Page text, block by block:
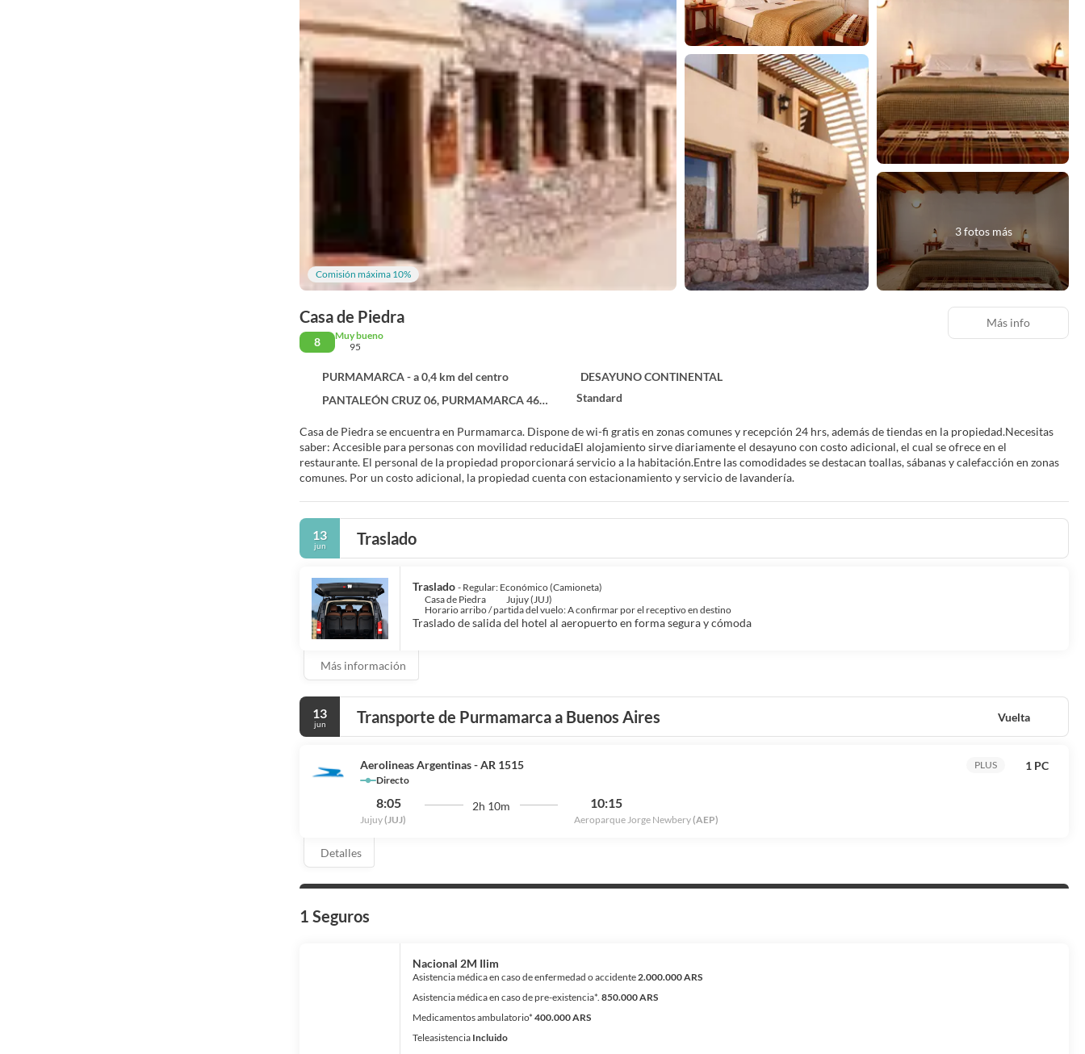
Comisión máxima 10%
3 fotos más
Casa de Piedra
8
Muy bueno
95
PURMAMARCA - a 0,4 km del centro
DESAYUNO CONTINENTAL
PANTALEÓN CRUZ 06, PURMAMARCA 4618
Standard
Casa de Piedra se encuentra en Purmamarca. Dispone de wi-fi gratis en zonas comunes y recepción 24 hrs, además de tiendas en la propiedad.Necesitas
saber: Accesible para personas con movilidad reducidaEl alojamiento sirve diariamente el desayuno con costo adicional, el cual se ofrece en el
restaurante. El personal de la propiedad proporcionará servicio a la habitación.Entre las comodidades se destacan toallas, sábanas y calefacción en zonas
comunes. Por un costo adicional, la propiedad cuenta con estacionamiento y servicio de lavandería.
Más info
13
jun Traslado
Traslado - Regular: Económico (Camioneta)
Casa de Piedra
Jujuy (JUJ)
Horario arribo / partida del vuelo: A confirmar por el receptivo en destino
Traslado de salida del hotel al aeropuerto en forma segura y cómoda
Más información
13
jun Transporte de Purmamarca a Buenos Aires Vuelta
Aerolineas Argentinas - AR 1515
Directo
8:05
Jujuy(JUJ)
2h 10m 10:15
Aeroparque Jorge Newbery(AEP)
PLUS 1 PC
Detalles
1 Seguros
Nacional 2M Ilim
Asistencia médica en caso de enfermedad o accidente2.000.000 ARS
Asistencia médica en caso de pre-existencia*. 850.000 ARS
Medicamentos ambulatorio* 400.000 ARS
Teleasistencia Incluido